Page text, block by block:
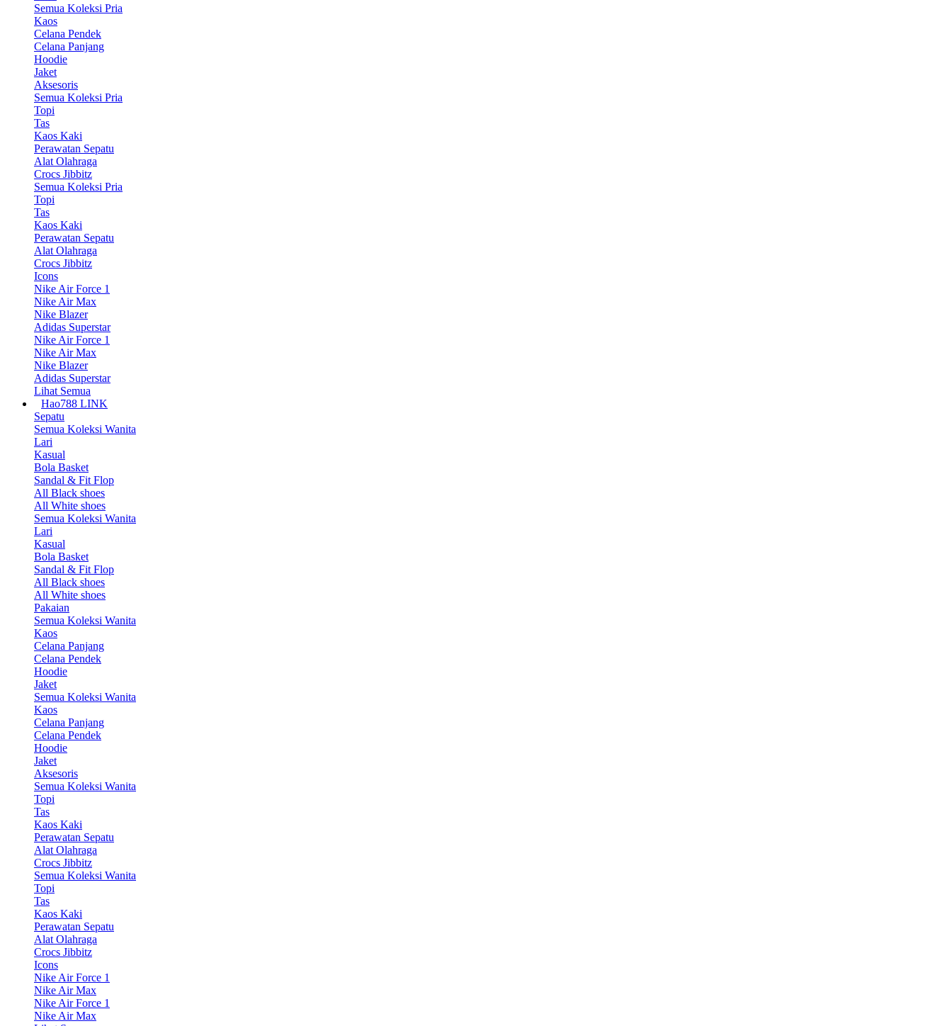
Semua Koleksi Pria
Kaos
Celana Pendek
Celana Panjang
Hoodie
Jaket
Aksesoris
Semua Koleksi Pria
Topi
Tas
Kaos Kaki
Perawatan Sepatu
Alat Olahraga
Crocs Jibbitz
Semua Koleksi Pria
Topi
Tas
Kaos Kaki
Perawatan Sepatu
Alat Olahraga
Crocs Jibbitz
Icons
Nike Air Force 1
Nike Air Max
Nike Blazer
Adidas Superstar
Nike Air Force 1
Nike Air Max
Nike Blazer
Adidas Superstar
Lihat Semua
Hao788 LINK
Sepatu
Semua Koleksi Wanita
Lari
Kasual
Bola Basket
Sandal & Fit Flop
All Black shoes
All White shoes
Semua Koleksi Wanita
Lari
Kasual
Bola Basket
Sandal & Fit Flop
All Black shoes
All White shoes
Pakaian
Semua Koleksi Wanita
Kaos
Celana Panjang
Celana Pendek
Hoodie
Jaket
Semua Koleksi Wanita
Kaos
Celana Panjang
Celana Pendek
Hoodie
Jaket
Aksesoris
Semua Koleksi Wanita
Topi
Tas
Kaos Kaki
Perawatan Sepatu
Alat Olahraga
Crocs Jibbitz
Semua Koleksi Wanita
Topi
Tas
Kaos Kaki
Perawatan Sepatu
Alat Olahraga
Crocs Jibbitz
Icons
Nike Air Force 1
Nike Air Max
Nike Air Force 1
Nike Air Max